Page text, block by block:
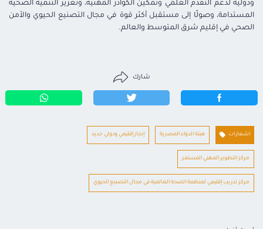
ودولية لدعم التقدم العلمي وتمكين الكوادر المهنية، وتعزيز التنمية الصحية
المستدامة، وصولًا إلى مستقبل أكثر قوة في مجال التصنيع الحيوي والأمن
الصحي في إقليم شرق المتوسط والعالم.
شارك
اشعارات هيئة الدواء المصرية إنجاز إقليمي ودولي جديد
مركز التطوير المهني المستمر
مركز تدريب إقليمي لمنظمة الصحة العالمية في مجال التصنيع الحيوي